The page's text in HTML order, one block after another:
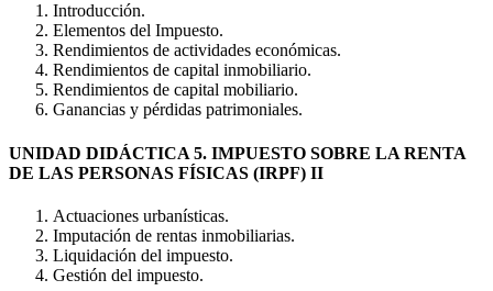
Introducción.
Elementos del Impuesto.
Rendimientos de actividades económicas.
Rendimientos de capital inmobiliario.
Rendimientos de capital mobiliario.
Ganancias y pérdidas patrimoniales.
UNIDAD DIDÁCTICA 5. IMPUESTO SOBRE LA RENTA
DE LAS PERSONAS FÍSICAS (IRPF) II
Actuaciones urbanísticas.
Imputación de rentas inmobiliarias.
Liquidación del impuesto.
Gestión del impuesto.